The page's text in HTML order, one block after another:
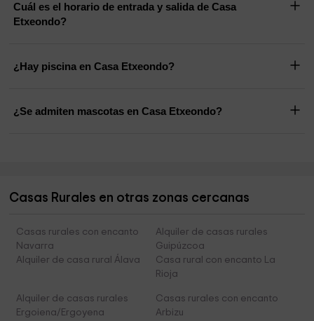
Cuál es el horario de entrada y salida de Casa
Etxeondo?
¿Hay piscina en Casa Etxeondo?
¿Se admiten mascotas en Casa Etxeondo?
Casas Rurales en otras zonas cercanas
Casas rurales con encanto
Navarra
Alquiler de casas rurales
Guipúzcoa
Alquiler de casa rural Álava
Casa rural con encanto La
Rioja
Alquiler de casas rurales
Ergoiena/Ergoyena
Casas rurales con encanto
Arbizu